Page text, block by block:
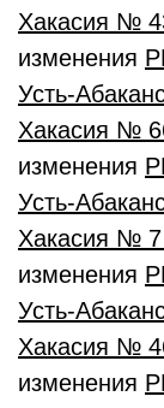
Хакасия №
изменения
Усть-
Хакасия №
изменения
Усть-
Хакасия № 7
изменения
Усть-
Хакасия №
изменения